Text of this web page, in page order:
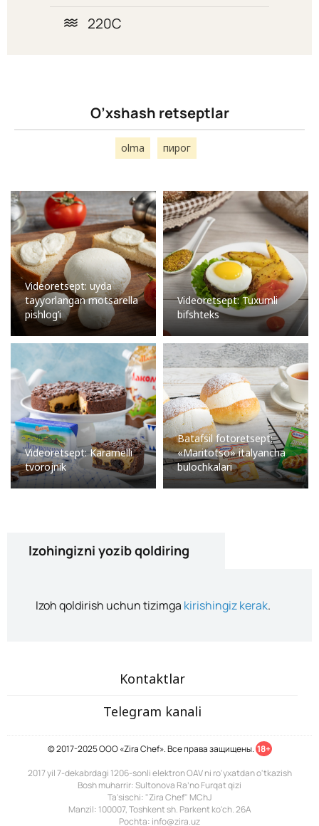
220C
O’xshash retseptlar
olma пирог
Videoretsept: uyda
tayyorlangan motsarella
pishlog’i
Videoretsept: Tuxumli
bifshteks
Videoretsept: Karamelli
tvorojnik
Batafsil fotoretsept:
«Maritotso» italyancha
bulochkalari
Izohingizni yozib qoldiring
Izoh qoldirish uchun tizimga kirishingiz kerak.
Kontaktlar
Telegram kanali
© 2017-2025 ООО «Zira Chef». Все права защищены. 18+
2017 yil 7-dekabrdagi 1206-sonli elektron OAV ni ro'yxatdan o'tkazish
Bosh muharrir: Sultonova Ra’no Furqat qizi
Ta'sischi: "Zira Chef" MChJ
Manzil: 100007, Toshkent sh. Parkent ko'ch. 26A
Pochta: info@zira.uz